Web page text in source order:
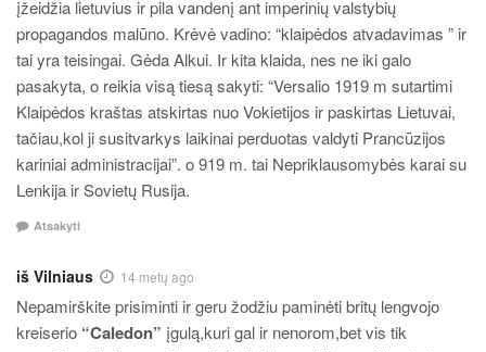
įžeidžia lietuvius ir pila vandenį ant imperinių valstybių
propagandos malūno. Krėvė vadino: “klaipėdos atvadavimas ” ir
tai yra teisingai. Gėda Alkui. Ir kita klaida, nes ne iki galo
pasakyta, o reikia visą tiesą sakyti: “Versalio 1919 m sutartimi
Klaipėdos kraštas atskirtas nuo Vokietijos ir paskirtas Lietuvai,
tačiau,kol ji susitvarkys laikinai perduotas valdyti Prancūzijos
kariniai administracijai”. o 919 m. tai Nepriklausomybės karai su
Lenkija ir Sovietų Rusija.
Atsakyti
iš Vilniaus 14 metų ago
Nepamirškite prisiminti ir geru žodžiu paminėti britų lengvojo
kreiserio “Caledon” įgulą,kuri gal ir nenorom,bet vis tik